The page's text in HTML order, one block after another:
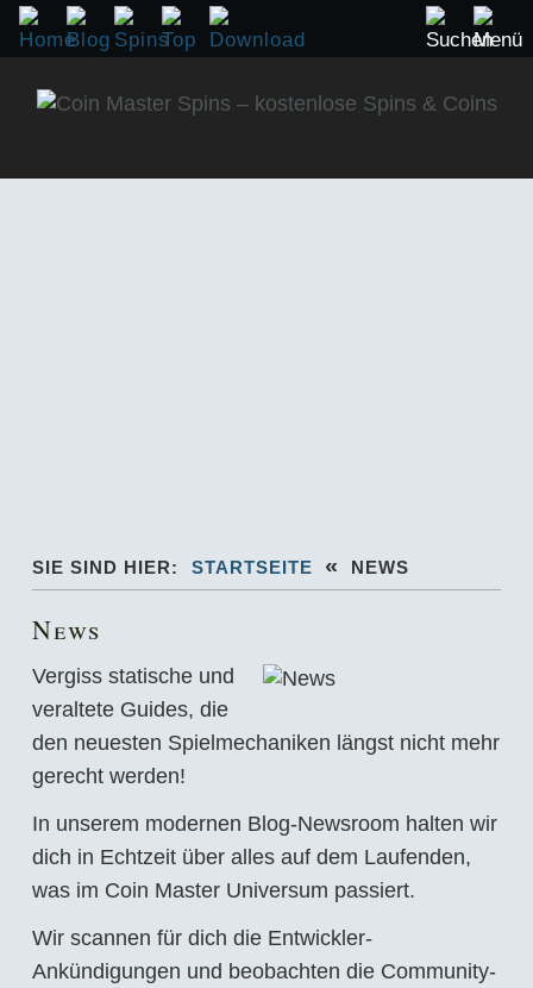
SIE SIND HIER: STARTSEITE « NEWS
News
Vergiss statische und
veraltete Guides, die
den neuesten Spielmechaniken längst nicht mehr
gerecht werden!
In unserem modernen Blog-Newsroom halten wir
dich in Echtzeit über alles auf dem Laufenden,
was im Coin Master Universum passiert.
Wir scannen für dich die Entwickler-
Ankündigungen und beobachten die Community-